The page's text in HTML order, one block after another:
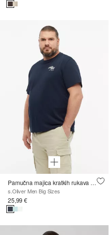
Pamučna majica kratkih rukava s printom sprijeda i na leđima
s.Oliver Men Big Sizes
25,99 €